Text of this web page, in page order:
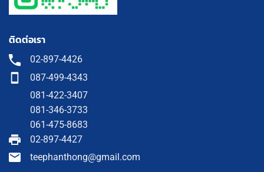
ติดต่อเรา
02-897-4426
087-499-4343
081-422-3407
081-346-3733
061-475-8683
02-897-4427
teephanthong@gmail.com